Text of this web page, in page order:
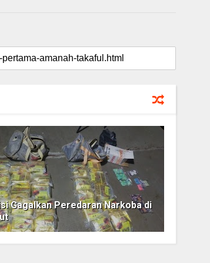
Gagalkan Peredaran Narkoba di